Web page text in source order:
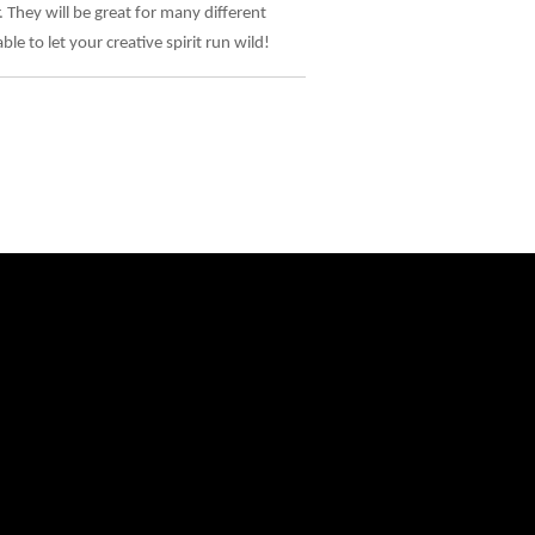
They will be great for many different
to let your creative spirit run wild!